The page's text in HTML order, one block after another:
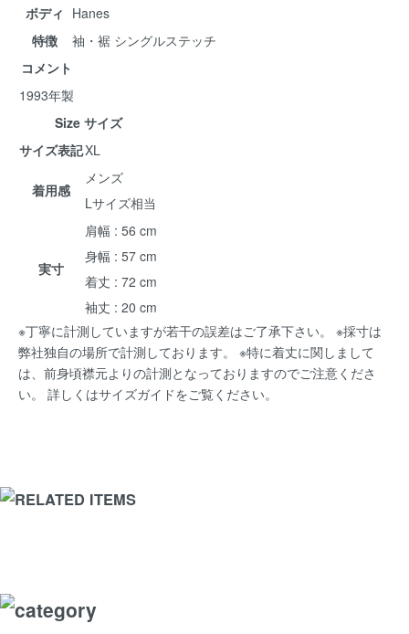
ボディ Hanes
特徴
袖・裾 シングルステッチ
コメント
1993年製
Size サイズ
サイズ表記XL
着用感
メンズ
Lサイズ相当
実寸
肩幅 : 56 cm
身幅 : 57 cm
着丈 : 72 cm
袖丈 : 20 cm
※丁寧に計測していますが若干の誤差はご了承下さい。 ※採寸は
弊社独自の場所で計測しております。 ※特に着丈に関しまして
は、前身頃襟元よりの計測となっておりますのでご注意くださ
い。 詳しくはサイズガイドをご覧ください。